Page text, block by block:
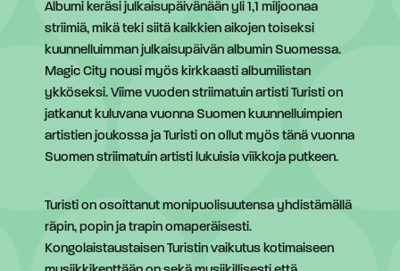
Albumi keräsi julkaisupäivänään yli 1,1 miljoonaa
striimiä, mikä teki siitä kaikkien aikojen toiseksi
kuunnelluimman julkaisupäivän albumin Suomessa.
Magic City nousi myös kirkkaasti albumilistan
ykköseksi. Viime vuoden striimatuin artisti Turisti on
jatkanut kuluvana vuonna Suomen kuunnelluimpien
artistien joukossa ja Turisti on ollut myös tänä vuonna
Suomen striimatuin artisti lukuisia viikkoja putkeen.
Turisti on osoittanut monipuolisuutensa yhdistämällä
räpin, popin ja trapin omaperäisesti.
Kongolaistaustaisen Turistin vaikutus kotimaiseen